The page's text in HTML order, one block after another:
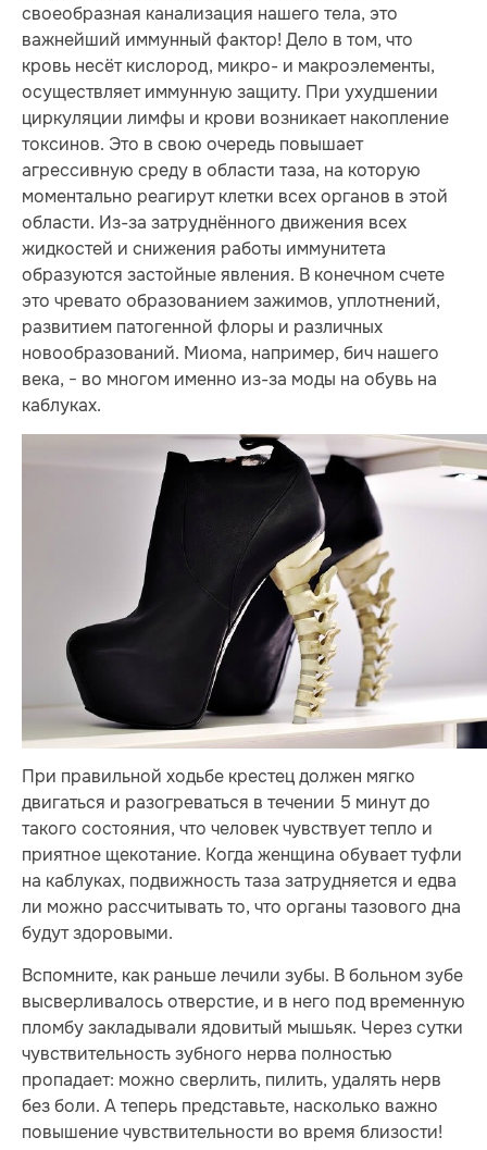
своеобразная канализация нашего тела, это
важнейший иммунный фактор! Дело в том, что
кровь несёт кислород, микро- и макроэлементы,
осуществляет иммунную защиту. При ухудшении
циркуляции лимфы и крови возникает накопление
токсинов. Это в свою очередь повышает
агрессивную среду в области таза, на которую
моментально реагирут клетки всех органов в этой
области. Из-за затруднённого движения всех
жидкостей и снижения работы иммунитета
образуются застойные явления. В конечном счете
это чревато образованием зажимов, уплотнений,
развитием патогенной флоры и различных
новообразований. Миома, например, бич нашего
века, − во многом именно из-за моды на обувь на
каблуках.
При правильной ходьбе крестец должен мягко
двигаться и разогреваться в течении 5 минут до
такого состояния, что человек чувствует тепло и
приятное щекотание. Когда женщина обувает туфли
на каблуках, подвижность таза затрудняется и едва
ли можно рассчитывать то, что органы тазового дна
будут здоровыми.
Вспомните, как раньше лечили зубы. В больном зубе
высверливалось отверстие, и в него под временную
пломбу закладывали ядовитый мышьяк. Через сутки
чувствительность зубного нерва полностью
пропадает: можно сверлить, пилить, удалять нерв
без боли. А теперь представьте, насколько важно
повышение чувствительности во время близости!